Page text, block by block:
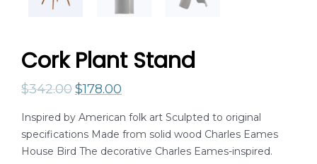
Cork Plant Stand
$342.00$178.00
Inspired by American folk art Sculpted to original
specifications Made from solid wood Charles Eames
House Bird The decorative Charles Eames-inspired.